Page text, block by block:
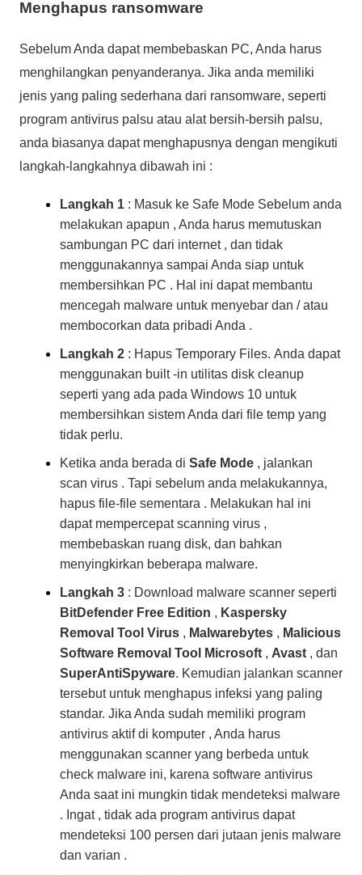
Menghapus ransomware
Sebelum Anda dapat membebaskan PC, Anda harus
menghilangkan penyanderanya. Jika anda memiliki
jenis yang paling sederhana dari ransomware, seperti
program antivirus palsu atau alat bersih-bersih palsu,
anda biasanya dapat menghapusnya dengan mengikuti
langkah-langkahnya dibawah ini :
Langkah 1: Masuk ke Safe Mode Sebelum anda
melakukan apapun , Anda harus memutuskan
sambungan PC dari internet , dan tidak
menggunakannya sampai Anda siap untuk
membersihkan PC . Hal ini dapat membantu
mencegah malware untuk menyebar dan / atau
membocorkan data pribadi Anda .
Langkah 2: Hapus Temporary Files. Anda dapat
menggunakan built -in utilitas disk cleanup
seperti yang ada pada Windows 10 untuk
membersihkan sistem Anda dari file temp yang
tidak perlu.
Ketika anda berada di Safe Mode, jalankan
scan virus . Tapi sebelum anda melakukannya,
hapus file-file sementara . Melakukan hal ini
dapat mempercepat scanning virus ,
membebaskan ruang disk, dan bahkan
menyingkirkan beberapa malware.
Langkah 3: Download malware scanner seperti
BitDefender Free Edition , Kaspersky
Removal Tool Virus, Malwarebytes, Malicious
Software Removal Tool Microsoft, Avast, dan
SuperAntiSpyware. Kemudian jalankan scanner
tersebut untuk menghapus infeksi yang paling
standar. Jika Anda sudah memiliki program
antivirus aktif di komputer , Anda harus
menggunakan scanner yang berbeda untuk
check malware ini, karena software antivirus
Anda saat ini mungkin tidak mendeteksi malware
. Ingat , tidak ada program antivirus dapat
mendeteksi 100 persen dari jutaan jenis malware
dan varian .